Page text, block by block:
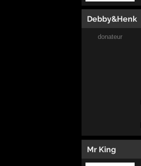
Debby&Henk
donateur
Mr King